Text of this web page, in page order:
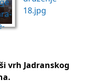
vrh Jadranskog